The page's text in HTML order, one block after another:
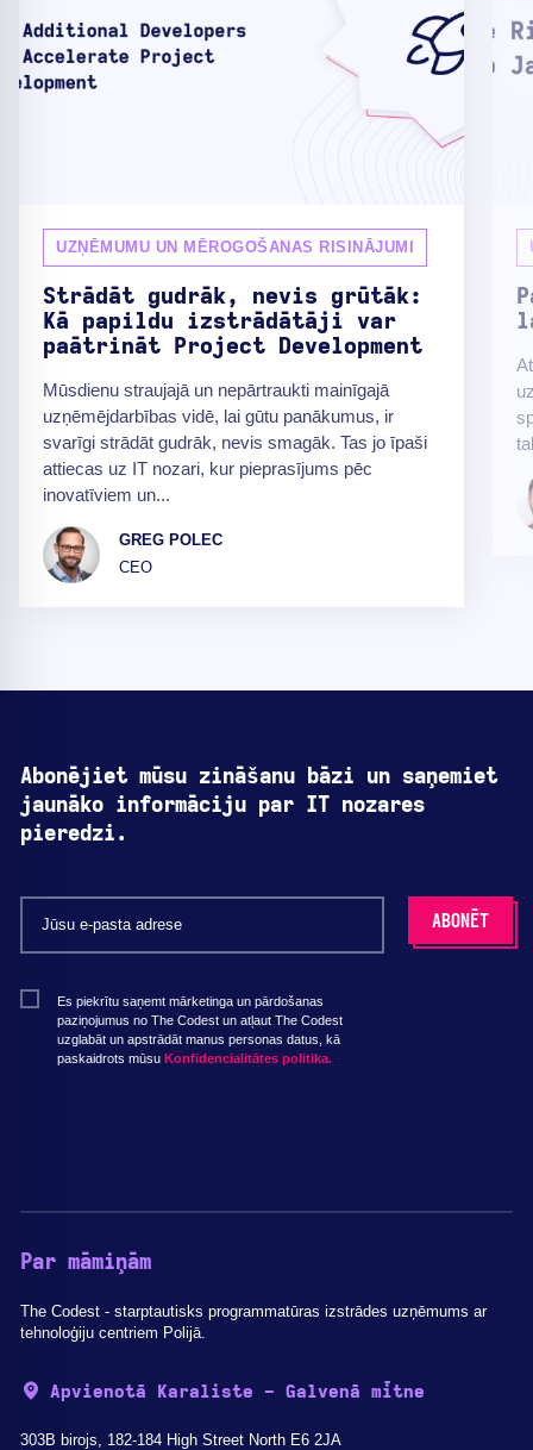
UZŅĒMUMU UN MĒROGOŠANAS RISINĀJUMI
Strādāt gudrāk, nevis grūtāk:
Kā papildu izstrādātāji var
paātrināt Project Development
Mūsdienu straujajā un nepārtraukti mainīgajā
uzņēmējdarbības vidē, lai gūtu panākumus, ir
svarīgi strādāt gudrāk, nevis smagāk. Tas jo īpaši
attiecas uz IT nozari, kur pieprasījums pēc
inovatīviem un...
GREG POLEC
CEO
Abonējiet mūsu zināšanu bāzi un saņemiet
jaunāko informāciju par IT nozares
pieredzi.
Es piekrītu saņemt mārketinga un pārdošanas
paziņojumus no The Codest un atļaut The Codest
uzglabāt un apstrādāt manus personas datus, kā
paskaidrots mūsu Konfidencialitātes politika.
Par māmiņām
The Codest - starptautisks programmatūras izstrādes uzņēmums ar
tehnoloģiju centriem Polijā.
Apvienotā Karaliste - Galvenā mītne
303B birojs, 182-184 High Street North E6 2JA